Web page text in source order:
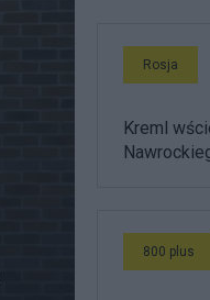
Rosja
Kreml
800 plus